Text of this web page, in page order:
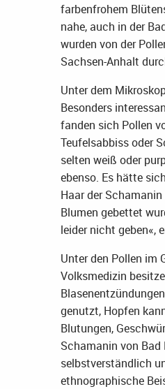
farbenfrohem
nahe, auch in der
wurden von der
Sachsen-Anhalt
Unter dem
Besonders
fanden sich Pollen
Teufelsabbiss oder
selten weiß oder
ebenso. Es hätte
Haar der
Blumen gebettet
leider nicht geben«,
Unter den Pollen im
Volksmedizin
genutzt, Hopfen
Blutungen,
Schamanin von
selbstverständlich
ethnographische